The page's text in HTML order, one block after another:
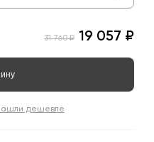
31 760 ₽ 19 057 ₽
дешевле